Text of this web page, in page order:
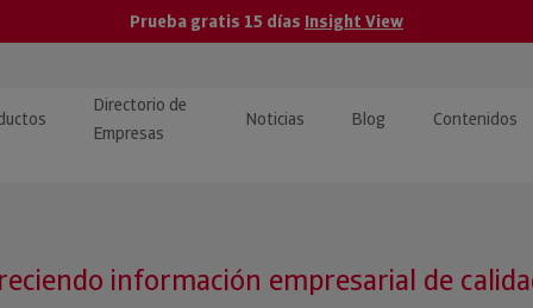
Prueba gratis 15 días Insight View
Directorio de
Empresas
Noticias Blog Contenidos
Pública
información empresarial de